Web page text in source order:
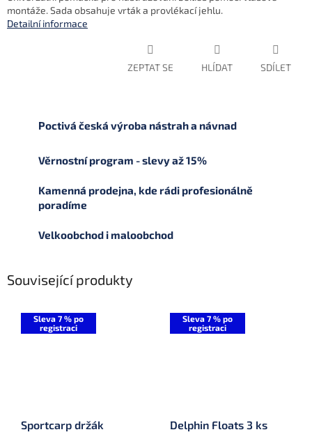
montáže. Sada obsahuje vrták a provlékací jehlu.
Detailní informace
ZEPTAT SE HLÍDAT SDÍLET
Poctivá česká výroba nástrah a návnad
Věrnostní program - slevy až 15%
Kamenná prodejna, kde rádi profesionálně
poradíme
Velkoobchod i maloobchod
Související produkty
Sleva 7 % po
registraci
Sportcarp držák
Sleva 7 % po
registraci
Delphin Floats 3 ks